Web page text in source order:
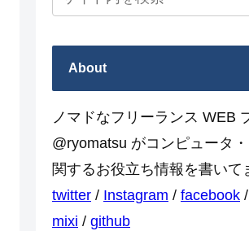
About
ノマドなフリーランス WEB
@ryomatsu がコンピュータ
関するお役立ち情報を書いて
twitter / Instagram / facebook /
mixi / github